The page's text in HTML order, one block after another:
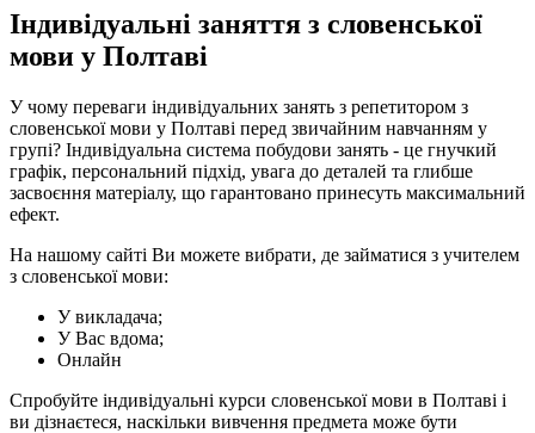
Індивідуальні заняття з словенської
мови у Полтаві
У чому переваги індивідуальних занять з репетитором з
словенської мови у Полтаві перед звичайним навчанням у
групі? Індивідуальна система побудови занять - це гнучкий
графік, персональний підхід, увага до деталей та глибше
засвоєння матеріалу, що гарантовано принесуть максимальний
ефект.
На нашому сайті Ви можете вибрати, де займатися з учителем
з словенської мови:
У викладача;
У Вас вдома;
Онлайн
Спробуйте індивідуальні курси словенської мови в Полтаві і
ви дізнаєтеся, наскільки вивчення предмета може бути